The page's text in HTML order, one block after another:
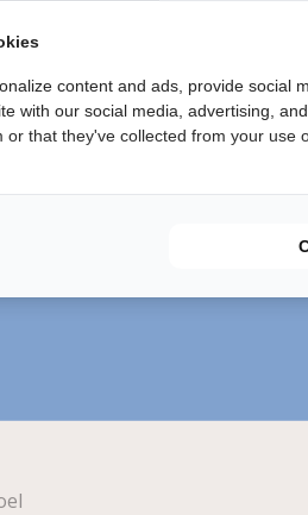
content and ads, provide social
with our social media, advertising,
that they've collected from your use